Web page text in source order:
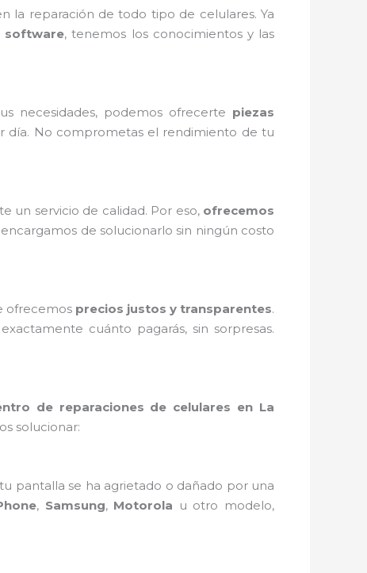
la reparación de todo tipo de celulares. Ya
software, tenemos los conocimientos y las
necesidades, podemos ofrecerte piezas
día. No comprometas el rendimiento de tu
un servicio de calidad. Por eso, ofrecemos
de solucionarlo sin ningún costo
ofrecemos precios justos y transparentes.
cuánto pagarás, sin sorpresas.
de reparaciones de celulares en La
solucionar:
tu pantalla se ha agrietado o dañado por una
, Samsung, Motorola u otro modelo,